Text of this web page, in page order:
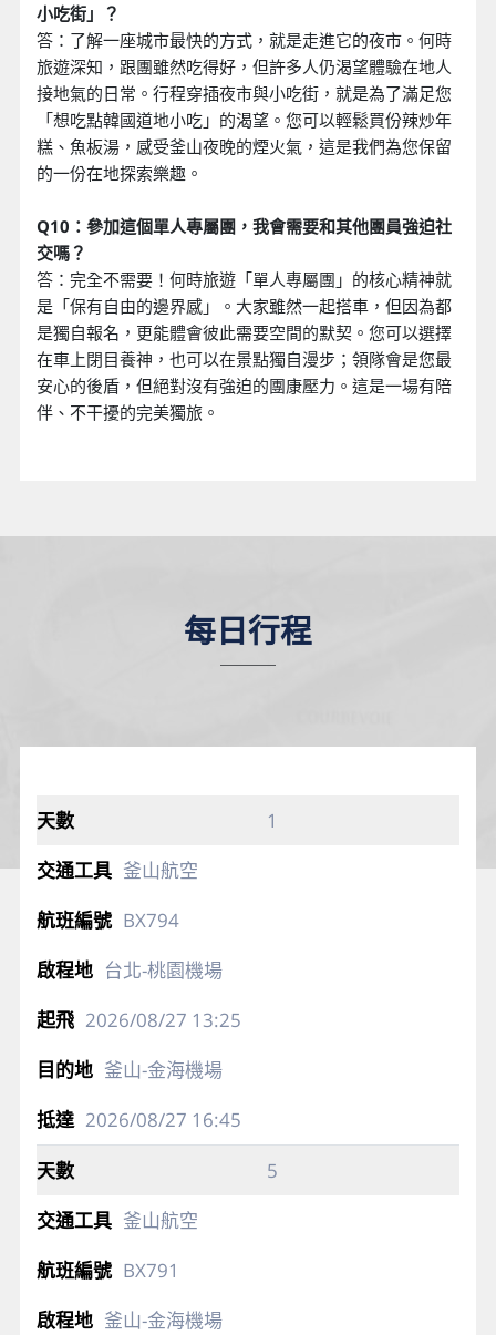
小吃街」？
答：了解一座城市最快的方式，就是走進它的夜市。何時
旅遊深知，跟團雖然吃得好，但許多人仍渴望體驗在地人
接地氣的日常。行程穿插夜市與小吃街，就是為了滿足您
「想吃點韓國道地小吃」的渴望。您可以輕鬆買份辣炒年
糕、魚板湯，感受釜山夜晚的煙火氣，這是我們為您保留
的一份在地探索樂趣。
Q10：參加這個單人專屬團，我會需要和其他團員強迫社
交嗎？
答：完全不需要！何時旅遊「單人專屬團」的核心精神就
是「保有自由的邊界感」。大家雖然一起搭車，但因為都
是獨自報名，更能體會彼此需要空間的默契。您可以選擇
在車上閉目養神，也可以在景點獨自漫步；領隊會是您最
安心的後盾，但絕對沒有強迫的團康壓力。這是一場有陪
伴、不干擾的完美獨旅。
每日行程
1
釜山航空
BX794
台北-桃園機場
2026/08/27 13:25
釜山-金海機場
2026/08/27 16:45
5
釜山航空
BX791
釜山-金海機場